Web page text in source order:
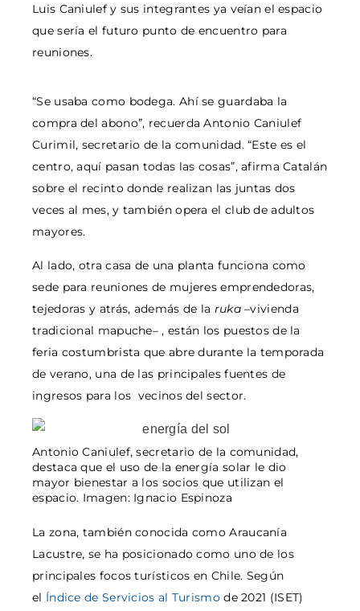
Luis Caniulef y sus integrantes ya veían el espacio
que sería el futuro punto de encuentro para
reuniones.
“Se usaba como bodega. Ahí se guardaba la
compra del abono”, recuerda Antonio Caniulef
Curimil, secretario de la comunidad. “Este es el
centro, aquí pasan todas las cosas”, afirma Catalán
sobre el recinto donde realizan las juntas dos
veces al mes, y también opera el club de adultos
mayores.
Al lado, otra casa de una planta funciona como
sede para reuniones de mujeres emprendedoras,
tejedoras y atrás, además de la ruka–vivienda
tradicional mapuche– , están los puestos de la
feria costumbrista que abre durante la temporada
de verano, una de las principales fuentes de
ingresos para los vecinos del sector.
Antonio Caniulef, secretario de la comunidad,
destaca que el uso de la energía solar le dio
mayor bienestar a los socios que utilizan el
espacio. Imagen: Ignacio Espinoza
La zona, también conocida como Araucanía
Lacustre, se ha posicionado como uno de los
principales focos turísticos en Chile. Según
el Índice de Servicios al Turismode 2021 (ISET)